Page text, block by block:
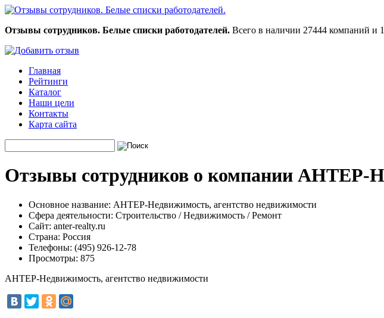
Отзывы сотрудников. Белые списки работодателей. Всего в наличии 27444 компаний и
Главная
Рейтинги
Каталог
Наши цели
Контакты
Карта сайта
Отзывы сотрудников о компании АНТЕР-
Основное название: АНТЕР-Недвижимость, агентство недвижимости
Сфера деятельности: Строительство / Недвижимость / Ремонт
Сайт: anter-realty.ru
Страна: Россия
Телефоны: (495) 926-12-78
Просмотры: 875
АНТЕР-Недвижимость, агентство недвижимости